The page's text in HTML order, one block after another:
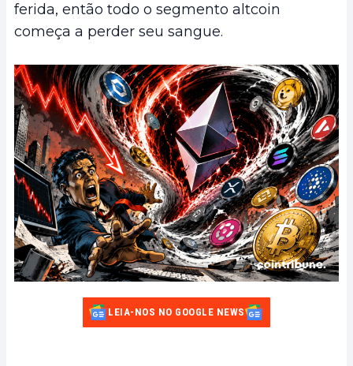
ferida, então todo o segmento altcoin
começa a perder seu sangue.
LEIA-NOS NO GOOGLE NEWS